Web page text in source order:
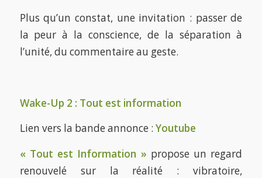
Plus qu’un constat, une invitation : passer de
la peur à la conscience, de la séparation à
l’unité, du commentaire au geste.
Wake-Up 2 : Tout est information
Lien vers la bande annonce : Youtube
« Tout est Information » propose un regard
renouvelé sur la réalité : vibratoire,